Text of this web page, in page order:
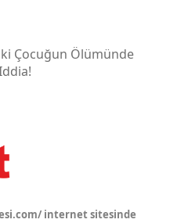
Çocuğun Ölümünde
internet sitesinde